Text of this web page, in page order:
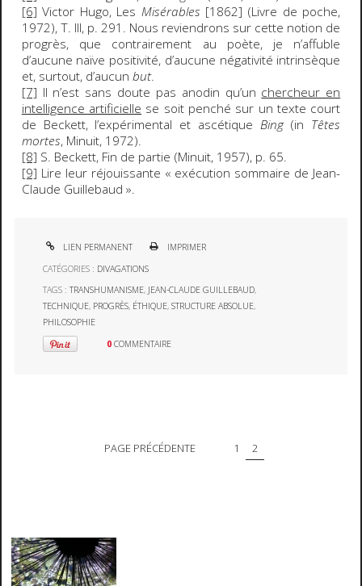
[6] Victor Hugo, Les Misérables [1862] (Livre de poche,
1972), T. III, p. 291. Nous reviendrons sur cette notion de
progrès, que contrairement au poète, je n’affuble
d’aucune naïve positivité, d’aucune négativité intrinsèque
et, surtout, d’aucun but.
[7] Il n’est sans doute pas anodin qu’un chercheur en
intelligence artificielle se soit penché sur un texte court
de Beckett, l’expérimental et ascétique Bing(in Têtes
mortes, Minuit, 1972).
[8] S. Beckett, Fin de partie (Minuit, 1957), p. 65.
[9] Lire leur réjouissante « exécution sommaire de Jean-
Claude Guillebaud ».
LIEN PERMANENT
IMPRIMER
CATÉGORIES : DIVAGATIONS
TAGS :TRANSHUMANISME, JEAN-CLAUDE GUILLEBAUD,
TECHNIQUE, PROGRÈS, ÉTHIQUE,STRUCTURE ABSOLUE,
PHILOSOPHIE
0 COMMENTAIRE
PAGE PRÉCÉDENTE 1 2